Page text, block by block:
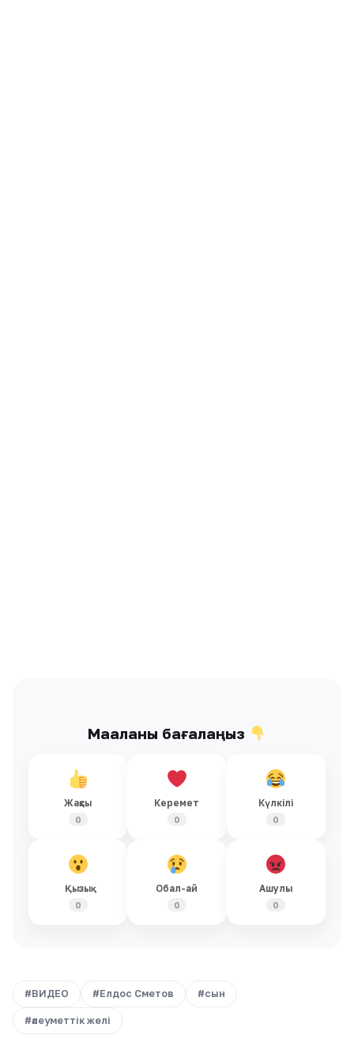
Мақаланы бағалаңыз
Жақсы
0
Керемет
0
Күлкілі
0
Қызық
0
Обал-ай
0
Ашулы
0
#ВИДЕО #Елдос Сметов #сын
#әлеуметтік желі